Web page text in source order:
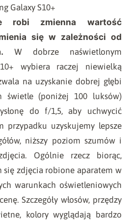
robi zmienna wartość
się w zależności od
W dobrze naświetlonym
wybiera raczej niewielką
na uzyskanie dobrej głębi
świetle (poniżej 100 luksów)
do f/1,5, aby uchwycić
przypadku uzyskujemy lepsze
niższy poziom szumów i
Ogólnie rzecz biorąc,
się zdjęcia robione aparatem w
warunkach oświetleniowych
Szczegóły włosów, przędzy
kolory wyglądają bardzo